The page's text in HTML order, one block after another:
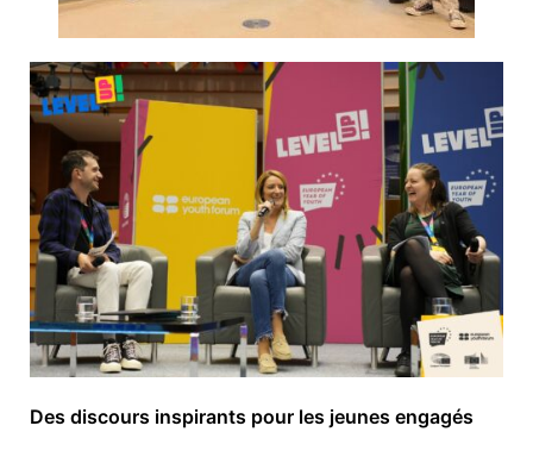
Des discours inspirants pour les jeunes engagés